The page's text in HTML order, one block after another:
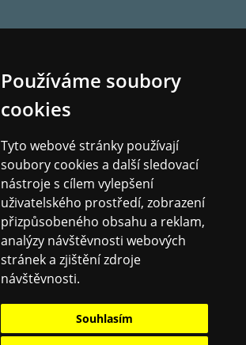
Používáme soubory
cookies
Tyto webové stránky používají
soubory cookies a další sledovací
nástroje s cílem vylepšení
uživatelského prostředí, zobrazení
přizpůsobeného obsahu a reklam,
analýzy návštěvnosti webových
stránek a zjištění zdroje
návštěvnosti.
Souhlasím
Platba